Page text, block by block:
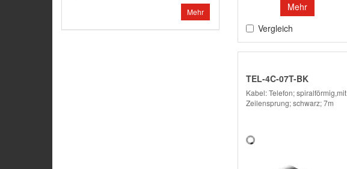
Mehr
Mehr
Vergleich
TEL-4C-07T-BK
Kabel: Telefon; spiralförmig,mit
Zeilensprung; schwarz; 7m